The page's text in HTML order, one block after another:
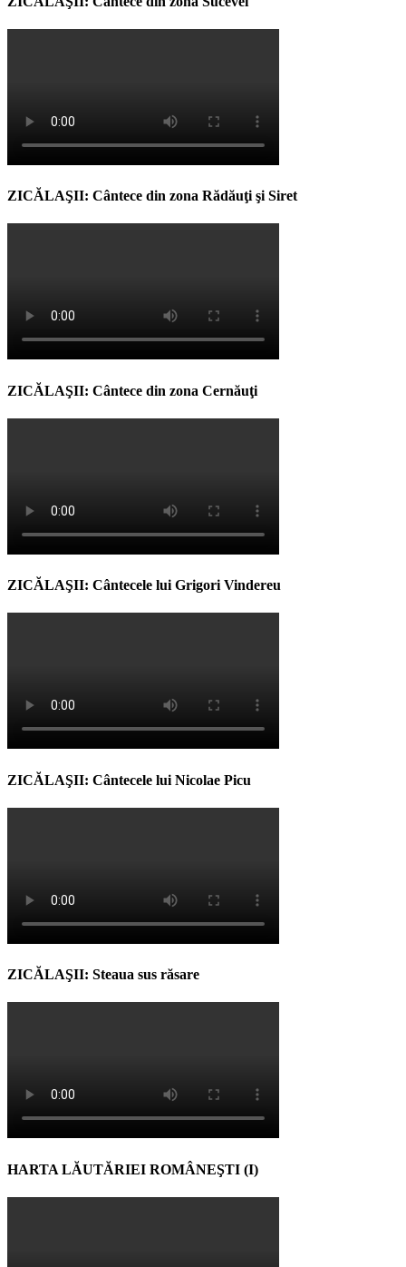
ZICĂLAŞII: Cântece din zona Rădăuţi şi Siret
ZICĂLAŞII: Cântece din zona Cernăuţi
ZICĂLAŞII: Cântecele lui Grigori Vindereu
ZICĂLAŞII: Cântecele lui Nicolae Picu
ZICĂLAŞII: Steaua sus răsare
HARTA LĂUTĂRIEI ROMÂNEŞTI (I)